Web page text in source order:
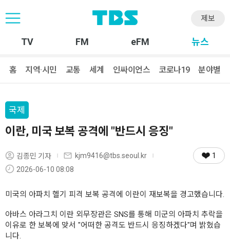
제보
TV FM eFM 뉴스
홈 지역·시민 교통 세계 인싸이언스 코로나19 분야별
국제
이란, 미국 보복 공격에 "반드시 응징"
김종민 기자
kjm9416@tbs.seoul.kr
2026-06-10 08:08
1
미국의 아파치 헬기 피격 보복 공격에 이란이 재보복을 경고했습니다.
아바스 아라그치 이란 외무장관은 SNS를 통해 미군의 아파치 추락을
이유로 한 보복에 맞서 "어떠한 공격도 반드시 응징하겠다"며 밝혔습
니다.